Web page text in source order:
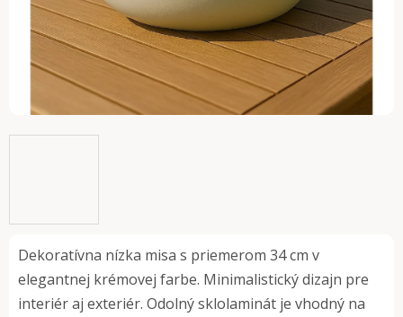
Dekoratívna nízka misa s priemerom 34 cm v
elegantnej krémovej farbe. Minimalistický dizajn pre
interiér aj exteriér. Odolný sklolaminát je vhodný na